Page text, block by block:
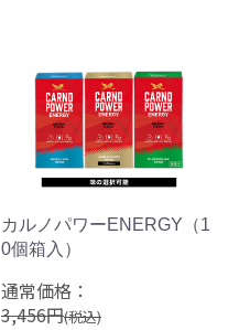
カルノパワーENERGY（1
0個箱入）
通常価格：
3,456円(税込)